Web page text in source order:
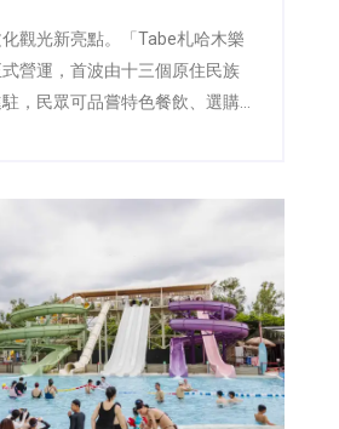
觀光新亮點。「Tabe札哈木樂
營運，首波由十三個原住民族
，民眾可品嘗特色餐飲、選購